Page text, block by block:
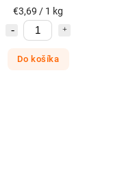
€3,69 / 1 kg
Do košíka